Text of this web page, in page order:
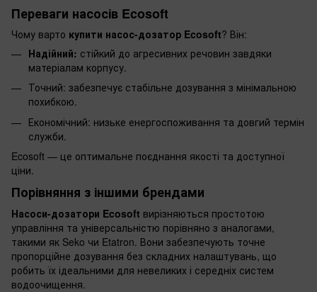
Переваги насосів Ecosoft
Чому варто купити насос-дозатор Ecosoft? Він:
Надійний: стійкий до агресивних речовин завдяки
матеріалам корпусу.
Точний: забезпечує стабільне дозування з мінімальною
похибкою.
Економічний: низьке енергоспоживання та довгий термін
служби.
Ecosoft — це оптимальне поєднання якості та доступної
ціни.
Порівняння з іншими брендами
Насоси-дозатори Ecosoft вирізняються простотою
управління та універсальністю порівняно з аналогами,
такими як Seko чи Etatron. Вони забезпечують точне
пропорційне дозування без складних налаштувань, що
робить їх ідеальними для невеликих і середніх систем
водоочищення.